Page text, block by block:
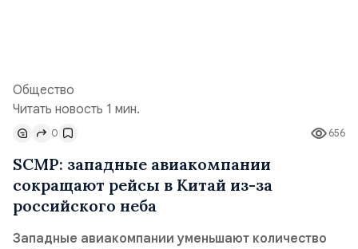
Общество
Читать новость 1 мин.
656
0
SCMP: западные авиакомпании
сокращают рейсы в Китай из-за
российского неба
Западные авиакомпании уменьшают количество